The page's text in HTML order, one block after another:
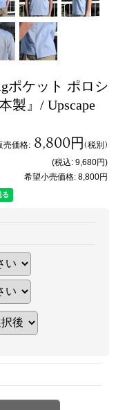
ポケット ポロシ
製』/ Upscape
売価格: 8,800円(税別)
(税込: 9,680円)
希望小売価格: 8,800円